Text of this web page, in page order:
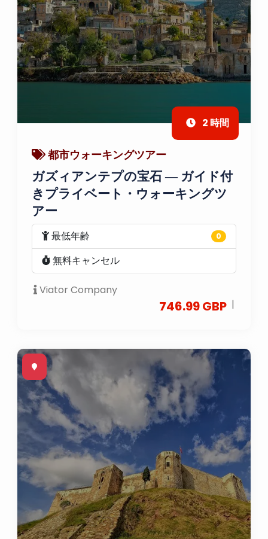
2 時間
都市ウォーキングツアー
ガズィアンテプの宝石 ― ガイド付
きプライベート・ウォーキングツ
アー
最低年齢 0
無料キャンセル
Viator Company
746.99 GBP |